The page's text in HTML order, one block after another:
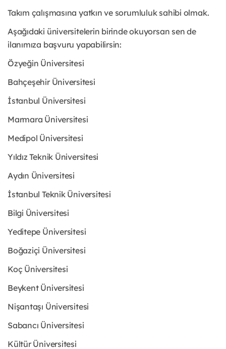
Takım çalışmasına yatkın ve sorumluluk sahibi olmak.
Aşağıdaki üniversitelerin birinde okuyorsan sen de
ilanımıza başvuru yapabilirsin:
Özyeğin Üniversitesi
Bahçeşehir Üniversitesi
İstanbul Üniversitesi
Marmara Üniversitesi
Medipol Üniversitesi
Yıldız Teknik Üniversitesi
Aydın Üniversitesi
İstanbul Teknik Üniversitesi
Bilgi Üniversitesi
Yeditepe Üniversitesi
Boğaziçi Üniversitesi
Koç Üniversitesi
Beykent Üniversitesi
Nişantaşı Üniversitesi
Sabancı Üniversitesi
Kültür Üniversitesi